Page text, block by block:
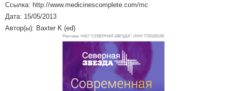
Ссылка: http://www.medicinescomplete.com/mc
Дата: 15/05/2013
Автор(ы): Baxter K (ed)
Реклама. НАО "СЕВЕРНАЯ ЗВЕЗДА", ИНН 7720185196